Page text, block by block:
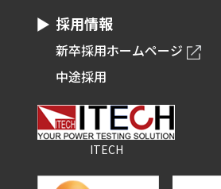
採用情報
新卒採用ホームページ
中途採用
ITECH